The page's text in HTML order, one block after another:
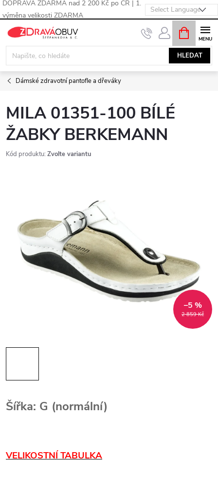
DOPRAVA ZDARMA nad 2 200 Kč po ČR | 1.
výměna velikosti ZDARMA
Přejít
obsah
HLEDAT
NÁKUPNÍ
KOŠÍK
Dámské zdravotní pantofle a dřeváky
MILA 01351-100 BÍLÉ
ŽABKY BERKEMANN
Kód produktu: Zvolte variantu
2 859 Kč
–5 %
Šířka: G (normální)
VELIKOSTNÍ TABULKA